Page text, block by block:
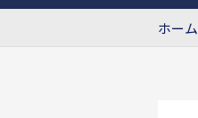
ホーム